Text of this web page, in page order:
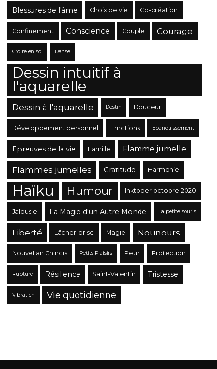
Blessures de l'âme Choix de vie Co-création
Confinement Conscience Couple Courage
Croire en soi Danse
Dessin intuitif à
l'aquarelle
Dessin à l'aquarelle Destin Douceur
Développement personnel Emotions Epanouissement
Epreuves de la vie Famille Flamme jumelle
Flammes jumelles Gratitude Harmonie
Haïku Humour Inktober octobre 2020
Jalousie La Magie d'un Autre Monde La petite souris
Liberté Lâcher-prise Magie Nounours
Nouvel an Chinois Petits Plaisirs Peur Protection
Rupture Résilience Saint-Valentin Tristesse
Vibration Vie quotidienne